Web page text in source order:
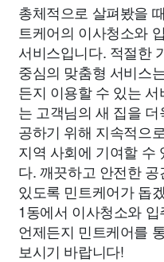
총체적으로 살펴봤을
트케어의 이사청소와
서비스입니다. 적절한
중심의 맞춤형 서비스
든지 이용할 수 있는
는 고객님의 새 집을
공하기 위해 지속적으
지역 사회에 기여할 수
다. 깨끗하고 안전한
있도록 민트케어가 돕
1동에서 이사청소와
언제든지 민트케어를
보시기 바랍니다!